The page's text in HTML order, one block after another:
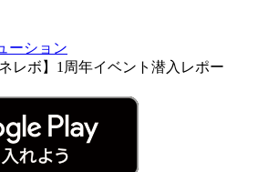
ーション
レボ】1周年イベント潜入レポー